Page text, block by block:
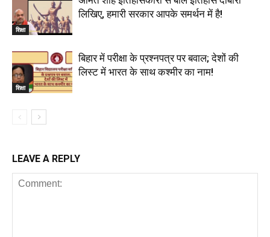
शिक्षा
लिखिए, हमारी सरकार आपके समर्थन में है!
शिक्षा
बिहार में परीक्षा के प्रश्नपत्र पर बवाल; देशों की
लिस्ट में भारत के साथ कश्मीर का नाम!
LEAVE A REPLY